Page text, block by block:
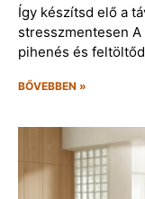
Így készítsd elő a
stresszmentesen A
pihenés és
BŐVEBBEN »